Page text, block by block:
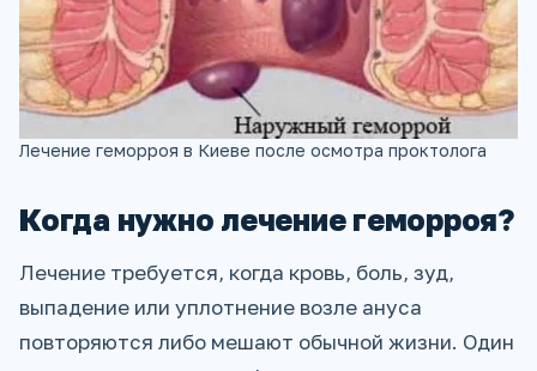
Лечение геморроя в Киеве после осмотра проктолога
Когда нужно лечение геморроя?
Лечение требуется, когда кровь, боль, зуд,
выпадение или уплотнение возле ануса
повторяются либо мешают обычной жизни. Один